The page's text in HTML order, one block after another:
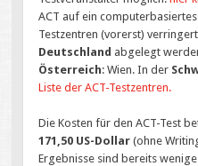
ACT auf ein
Testzentren (vorerst)
Deutschland abgelegt
Österreich: Wien. In der
Liste der ACT-Testzentren.
Die Kosten für den ACT-Test
171,50 US-Dollar (ohne
Ergebnisse sind bereits